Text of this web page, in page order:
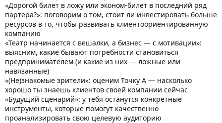
«Дорогой билет в ложу или эконом-билет в последний ряд
партера?»: поговорим о том, стоит ли инвестировать больше
ресурсов в то, чтобы развивать клиентоориентированную
компанию
«Театр начинается с вешалки, а бизнес — с мотивации»:
выясним, какие бывают потребности становиться
предпринимателем (и какие из них — ложные или
навязанные)
«(Не)знакомые зрители»: оценим Точку А — насколько
хорошо ты знаешь клиентов своей компании сейчас
«Будущий сценарий»: у тебя останутся конкретные
инструменты, которые помогут качественно
проанализировать свою целевую аудиторию